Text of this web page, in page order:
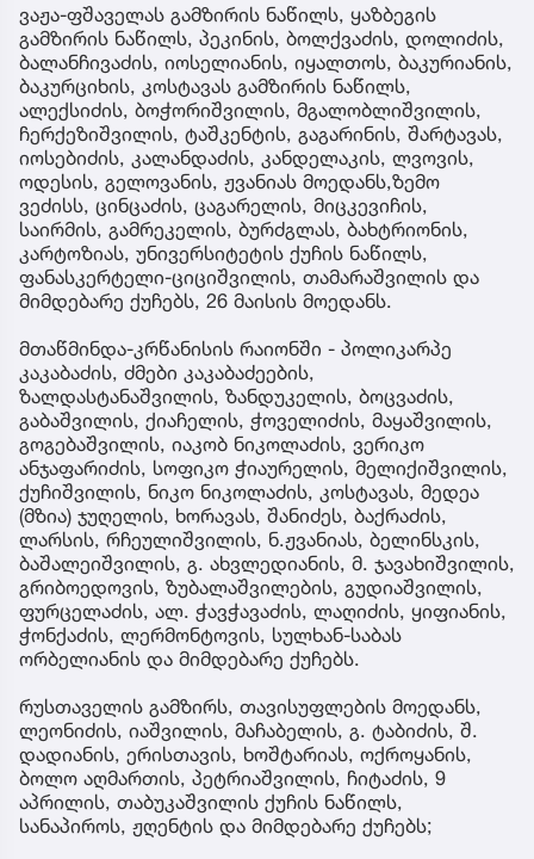
ვაჟა-ფშაველას გამზირის ნაწილს, ყაზბეგის
გამზირის ნაწილს, პეკინის, ბოლქვაძის, დოლიძის,
ბალანჩივაძის, იოსელიანის, იყალთოს, ბაკურიანის,
ბაკურციხის, კოსტავას გამზირის ნაწილს,
ალექსიძის, ბოჭორიშვილის, მგალობლიშვილის,
ჩერქეზიშვილის, ტაშკენტის, გაგარინის, შარტავას,
იოსებიძის, კალანდაძის, კანდელაკის, ლვოვის,
ოდესის, გელოვანის, ჟვანიას მოედანს,ზემო
ვეძისს, ცინცაძის, ცაგარელის, მიცკევიჩის,
საირმის, გამრეკელის, ბურძგლას, ბახტრიონის,
კარტოზიას, უნივერსიტეტის ქუჩის ნაწილს,
ფანასკერტელი-ციციშვილის, თამარაშვილის და
მიმდებარე ქუჩებს, 26 მაისის მოედანს.
მთაწმინდა-კრწანისის რაიონში - პოლიკარპე
კაკაბაძის, ძმები კაკაბაძეების,
ზალდასტანაშვილის, ზანდუკელის, ბოცვაძის,
გაბაშვილის, ქიაჩელის, ჭოველიძის, მაყაშვილის,
გოგებაშვილის, იაკობ ნიკოლაძის, ვერიკო
ანჯაფარიძის, სოფიკო ჭიაურელის, მელიქიშვილის,
ქუჩიშვილის, ნიკო ნიკოლაძის, კოსტავას, მედეა
(მზია) ჯუღელის, ხორავას, შანიძეს, ბაქრაძის,
ლარსის, რჩეულიშვილის, ნ.ჟვანიას, ბელინსკის,
ბაშალეიშვილის, გ. ახვლედიანის, მ. ჯავახიშვილის,
გრიბოედოვის, ზუბალაშვილების, გუდიაშვილის,
ფურცელაძის, ალ. ჭავჭავაძის, ლაღიძის, ყიფიანის,
ჭონქაძის, ლერმონტოვის, სულხან-საბას
ორბელიანის და მიმდებარე ქუჩებს.
რუსთაველის გამზირს, თავისუფლების მოედანს,
ლეონიძის, იაშვილის, მაჩაბელის, გ. ტაბიძის, შ.
დადიანის, ერისთავის, ხოშტარიას, ოქროყანის,
ბოლო აღმართის, პეტრიაშვილის, ჩიტაძის, 9
აპრილის, თაბუკაშვილის ქუჩის ნაწილს,
სანაპიროს, ჟღენტის და მიმდებარე ქუჩებს;